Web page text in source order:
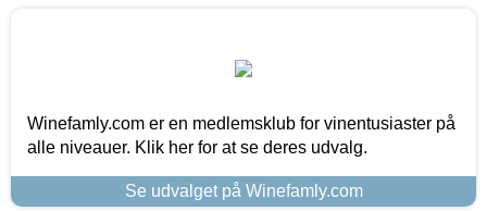
Winefamly.com er en medlemsklub for vinentusiaster på
alle niveauer. Klik her for at se deres udvalg.
Se udvalget på Winefamly.com